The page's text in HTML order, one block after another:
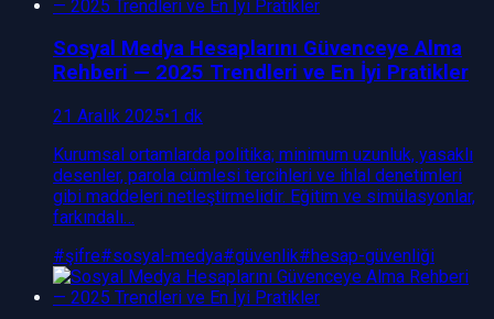
Sosyal Medya Hesaplarını Güvenceye Alma
Rehberi — 2025 Trendleri ve En İyi Pratikler
21 Aralık 2025•1 dk
Kurumsal ortamlarda politika; minimum uzunluk, yasaklı
desenler, parola cümlesi tercihleri ve ihlal denetimleri
gibi maddeleri netleştirmelidir. Eğitim ve simülasyonlar,
farkındalı…
#şifre#sosyal-medya#güvenlik#hesap-güvenliği